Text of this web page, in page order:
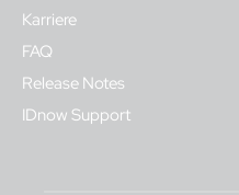
Karriere
FAQ
Release Notes
IDnow Support